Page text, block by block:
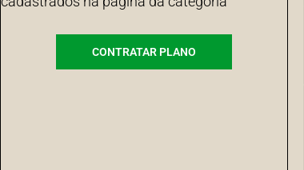
CONTRATAR PLANO